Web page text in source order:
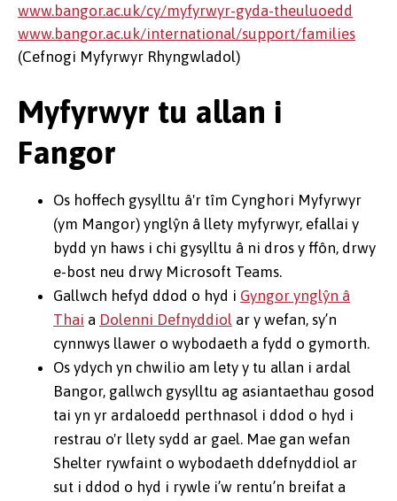
www.bangor.ac.uk/cy/myfyrwyr-gyda-theuluoedd
www.bangor.ac.uk/international/support/families
(Cefnogi Myfyrwyr Rhyngwladol)
Myfyrwyr tu allan i
Fangor
Os hoffech gysylltu â'r tîm Cynghori Myfyrwyr
(ym Mangor) ynglŷn â llety myfyrwyr, efallai y
bydd yn haws i chi gysylltu â ni dros y ffôn, drwy
e-bost neu drwy Microsoft Teams.
Gallwch hefyd ddod o hyd i Gyngor ynglŷn â
Thai a Dolenni Defnyddiol ar y wefan, sy’n
cynnwys llawer o wybodaeth a fydd o gymorth.
Os ydych yn chwilio am lety y tu allan i ardal
Bangor, gallwch gysylltu ag asiantaethau gosod
tai yn yr ardaloedd perthnasol i ddod o hyd i
restrau o'r llety sydd ar gael. Mae gan wefan
Shelter rywfaint o wybodaeth ddefnyddiol ar
sut i ddod o hyd i rywle i’w rentu’n breifat a